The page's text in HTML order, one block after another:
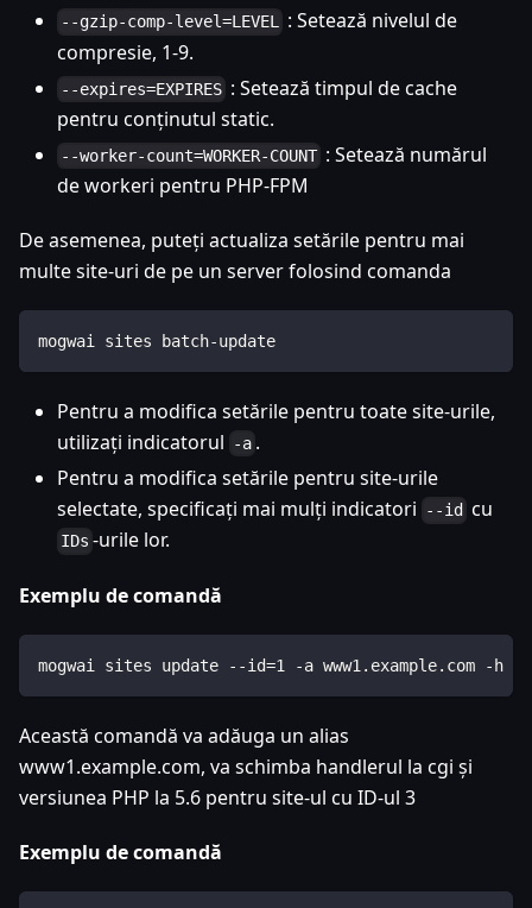
--gzip-comp-level=LEVEL : Setează nivelul de
compresie, 1-9.
--expires=EXPIRES : Setează timpul de cache
pentru conținutul static.
--worker-count=WORKER-COUNT : Setează numărul
de workeri pentru PHP-FPM
De asemenea, puteți actualiza setările pentru mai
multe site-uri de pe un server folosind comanda
mogwai sites batch-update
Pentru a modifica setările pentru toate site-urile,
utilizați indicatorul
-a .
Pentru a modifica setările pentru site-urile
selectate, specificați mai mulți indicatori
--id cu
IDs -urile lor.
Exemplu de comandă
mogwai sites update --id=1 -a www1.example.com -h
Această comandă va adăuga un alias
www1.example.com, va schimba handlerul la cgi și
versiunea PHP la 5.6 pentru site-ul cu ID-ul 3
Exemplu de comandă